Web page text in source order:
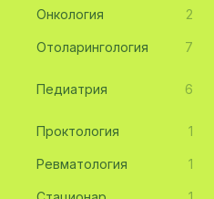
Онкология 2
Отоларингология 7
Педиатрия 6
Проктология 1
Ревматология 1